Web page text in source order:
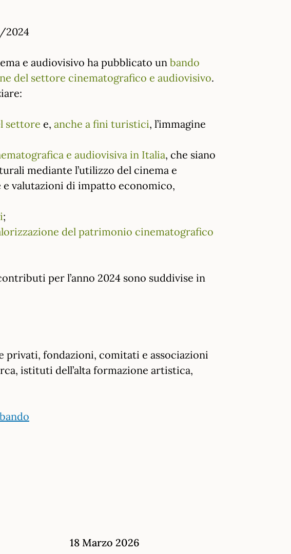
2024
e audiovisivo ha pubblicato un bando
del settore cinematografico e audiovisivo.
settore e, anche a fini turistici, l’immagine
e audiovisiva in Italia, che siano
mediante l’utilizzo del cinema e
valutazioni di impatto economico,
;
del patrimonio cinematografico
per l’anno 2024 sono suddivise in
privati, fondazioni, comitati e associazioni
istituti dell’alta formazione artistica,
18 Marzo 2026